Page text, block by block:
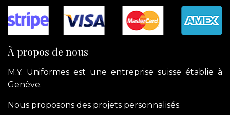
À propos de nous
M.Y. Uniformes est une entreprise suisse établie à
Genève.
Nous proposons des projets personnalisés.